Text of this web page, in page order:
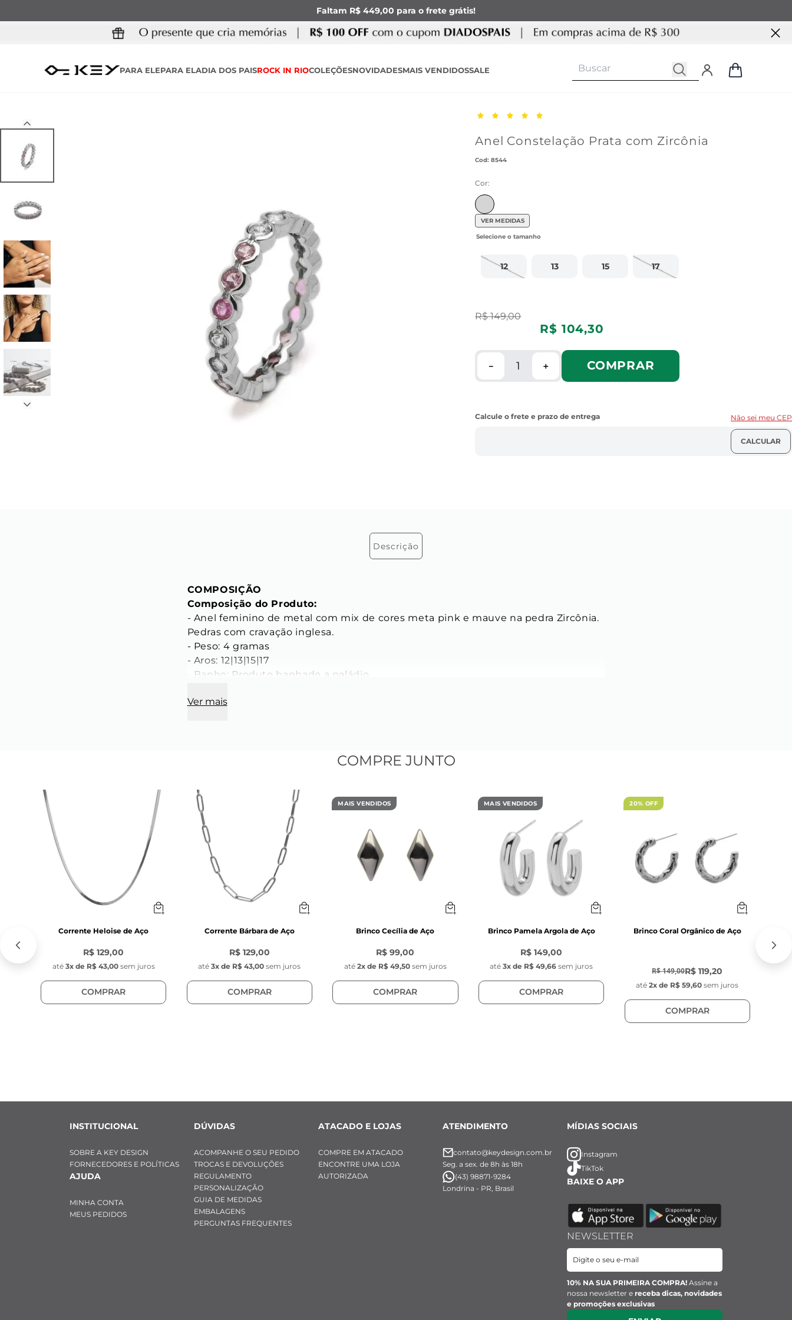
Faltam R$ 449,00 para o frete grátis!
PARA ELEPARA ELADIA DOS PAISROCK IN RIOCOLEÇÕESNOVIDADESMAIS VENDIDOSSALE
Anel Constelação Prata com Zircônia
:8544
Cor:
VER MEDIDAS
12 13 15 17
R$ 149,00
R$ 104,30
＋
－ COMPRAR
Não sei meu CEP
Descrição
COMPOSIÇÃO
Composição do Produto:
- Anel feminino de metal com mix de cores meta pink e mauve na pedra Zircônia.
Pedras com cravação inglesa.
- Peso: 4 gramas
- Aros: 12|13|15|17
- Banho: Produto banhado a paládio
- Espessura do anel: 2,4 mmmm
- Material: Liga metálica
- Modelo: Slim com Zircônias
O processo galvânico é um processo químico de revestimento metálico
homogêneo que confere maior resistência a oxidação e proteção das peças.
Ver mais
COMPRE JUNTO
Corrente Heloise de Aço
R$ 129,00
até 3x de R$ 43,00 sem juros
COMPRAR
Corrente Bárbara de Aço
R$ 129,00
até 3x de R$ 43,00 sem juros
COMPRAR
MAIS VENDIDOS
Brinco Cecília de Aço
R$ 99,00
até 2x de R$ 49,50 sem juros
COMPRAR
MAIS VENDIDOS
Brinco Pamela Argola de Aço
R$ 149,00
até 3x de R$ 49,66 sem juros
COMPRAR
20% OFF
Brinco Coral Orgânico de Aço
R$ 149,00R$ 119,20
até 2x de R$ 59,60 sem juros
COMPRAR
INSTITUCIONAL
SOBRE A KEY DESIGN
FORNECEDORES E POLÍTICAS
AJUDA
MINHA CONTA
MEUS PEDIDOS
DÚVIDAS
ACOMPANHE O SEU PEDIDO
TROCAS E DEVOLUÇÕES
REGULAMENTO
PERSONALIZAÇÃO
GUIA DE MEDIDAS
EMBALAGENS
PERGUNTAS FREQUENTES
ATACADO E LOJAS
COMPRE EM ATACADO
ENCONTRE UMA LOJA
AUTORIZADA
ATENDIMENTO
contato@keydesign.com.br
Seg. a sex. de 8h às 18h
(43) 98871-9284
Londrina - PR, Brasil
MÍDIAS SOCIAIS
Instagram
TikTok
BAIXE O APP
NEWSLETTER
10% NA SUA PRIMEIRA COMPRA! Assine a
nossa newsletter e receba dicas, novidades
e promoções exclusivas